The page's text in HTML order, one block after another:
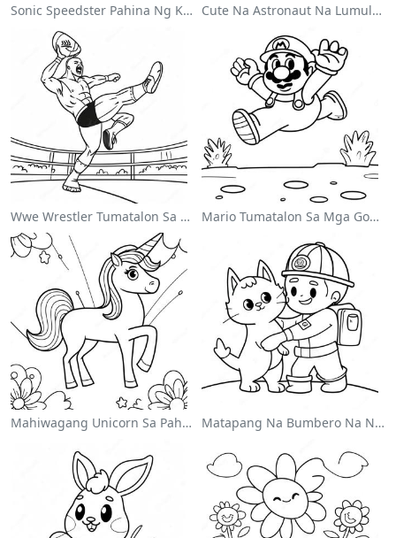
Sonic Speedster Pahina Ng Kulay Cute Na Astronaut Na Lumulutang Sa Kalawakan Na Pahina Ng Kulay
Wwe Wrestler Tumatalon Sa Kalaban Pahina Ng Kulay Mario Tumatalon Sa Mga Goomba Pahina Ng Kulay
Mahiwagang Unicorn Sa Pahina Ng Kulay Ng Bahaghari Matapang Na Bumbero Na Nagliligtas Ng Pusa Na Pahina Ng Kulay